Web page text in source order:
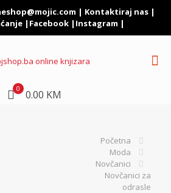
| Kontaktiraj nas |
| Facebook| Instagram |
0 0.00 KM
Početna
Moda
Novčanici
Novčanici za
odrasle